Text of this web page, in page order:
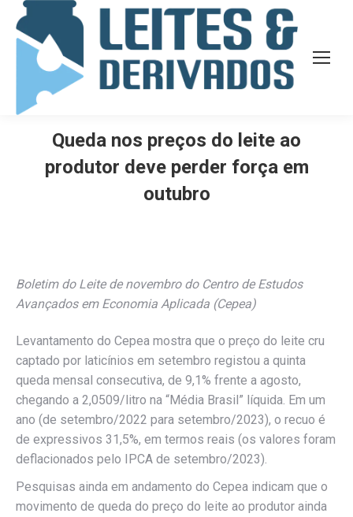
Queda nos preços do leite ao
produtor deve perder força em
outubro
Boletim do Leite de novembro do Centro de Estudos
Avançados em Economia Aplicada (Cepea)
Levantamento do Cepea mostra que o preço do leite cru
captado por laticínios em setembro registou a quinta
queda mensal consecutiva, de 9,1% frente a agosto,
chegando a 2,0509/litro na “Média Brasil” líquida. Em um
ano (de setembro/2022 para setembro/2023), o recuo é
de expressivos 31,5%, em termos reais (os valores foram
deflacionados pelo IPCA de setembro/2023).
Pesquisas ainda em andamento do Cepea indicam que o
movimento de queda do preço do leite ao produtor ainda